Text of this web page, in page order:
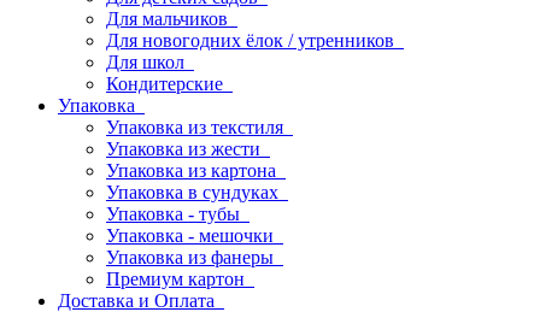
Для мальчиков
Для новогодних ёлок / утренников
Для школ
Кондитерские
Упаковка
Упаковка из текстиля
Упаковка из жести
Упаковка из картона
Упаковка в сундуках
Упаковка - тубы
Упаковка - мешочки
Упаковка из фанеры
Премиум картон
Доставка и Оплата